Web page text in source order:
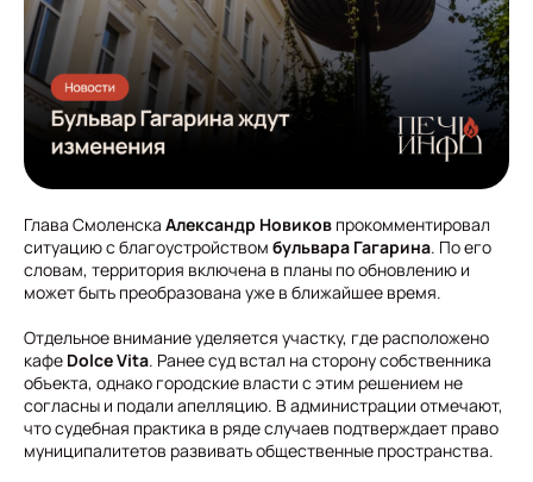
Глава Смоленска Александр Новиков прокомментировал
ситуацию с благоустройством бульвара Гагарина. По его
словам, территория включена в планы по обновлению и
может быть преобразована уже в ближайшее время.
Отдельное внимание уделяется участку, где расположено
кафе Dolce Vita. Ранее суд встал на сторону собственника
объекта, однако городские власти с этим решением не
согласны и подали апелляцию. В администрации отмечают,
что судебная практика в ряде случаев подтверждает право
муниципалитетов развивать общественные пространства.